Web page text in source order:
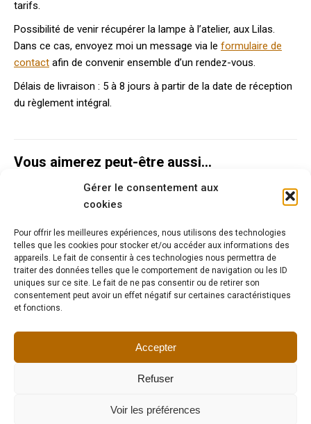
Gérer le consentement aux
cookies
Pour offrir les meilleures expériences, nous utilisons des technologies
telles que les cookies pour stocker et/ou accéder aux informations des
appareils. Le fait de consentir à ces technologies nous permettra de
traiter des données telles que le comportement de navigation ou les ID
uniques sur ce site. Le fait de ne pas consentir ou de retirer son
consentement peut avoir un effet négatif sur certaines caractéristiques
et fonctions.
Accepter
Refuser
Voir les préférences
tarifs.
Possibilité de venir récupérer la lampe à l’atelier, aux Lilas.
Dans ce cas, envoyez moi un message via le formulaire de
contact afin de convenir ensemble d’un rendez-vous.
Délais de livraison : 5 à 8 jours à partir de la date de réception
du règlement intégral.
Vous aimerez peut-être aussi…
Lampe Art Nouveau laiton et bronze
Lampe artisanale Art Déco fleur